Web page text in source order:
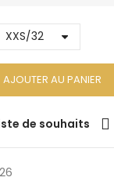
AJOUTER AU PANIER
de souhaits